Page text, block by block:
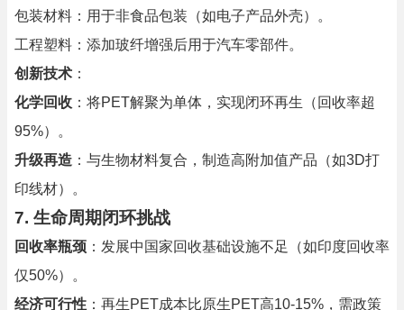
包装材料：用于非食品包装（如电子产品外壳）。
工程塑料：添加玻纤增强后用于汽车零部件。
创新技术 ：
化学回收 ：将PET解聚为单体，实现闭环再生（回收率超
95%）。
升级再造 ：与生物材料复合，制造高附加值产品（如3D打
印线材）。
7. 生命周期闭环挑战
回收率瓶颈 ：发展中国家回收基础设施不足（如印度回收率
仅50%）。
经济可行性 ：再生PET成本比原生PET高10-15%，需政策